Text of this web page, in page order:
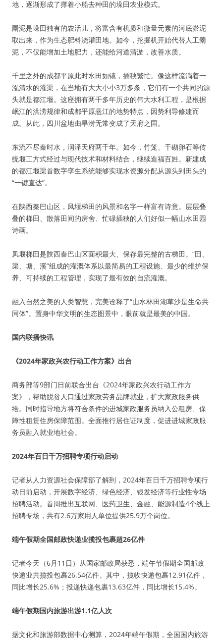
地，逐渐形成了撑着小船去种田的垛田农业模式。
罱泥是垛田独有的农活儿，将富含有机质和微量元素的河底淤泥
取出来，作为生态肥料浇灌田地。如今，挖掘机开始代替人工罱
泥，不仅能增加土地肥力，还能给河道清淤，改善水质。
千里之外的成都平原此时水田如镜，插秧繁忙。像这样流淌着一
泓清水的灌渠，在当地有大大小小3万多条，它们有一个共同的源
头就是都江堰。这座拥有两千多年历史的伟大水利工程，是根据
岷江的洪涝规律和成都平原悬江的地势特点，因势利导修建而
成。从此，四川盆地由旱涝无常变成了天府之国。
东流不尽秦时水，润泽天府两千年。如今，竹笼、干砌卵石等传
统堰工方式经过与现代技术和材料结合，继续造福百姓。新建成
的都江堰渠首数字孪生系统能够实现水资源分配从源头到田头的
“一键直达”。
在陕西秦巴山区，凤堰梯田的风景和名字一样富有诗意。层层叠
叠的梯田、散落田间的房舍、忙碌插秧的人们好似一幅山水田园
诗画。
凤堰梯田是陕西秦巴山区面积最大、保存最完整的古梯田。“田、
渠、塘、溪”组成的灌溉体系以最简易的工程设施、最少的维护保
养、可持续的工程管理，实现了最有效的自流灌溉。
融入自然之美的人类智慧，完美诠释了“山水林田湖草沙是生命共
同体”。置身中华文明的生态图景中，眼前就是最美的中国。
国内联播快讯
《2024年家政兴农行动工作方案》出台
商务部等9部门日前联合出台《2024年家政兴农行动工作方
案》，帮助脱贫人口通过家政劳务品牌就业，扩大家政服务供
给。同时指导地方将符合条件的进城家政服务员纳入公租房、保
障性租赁住房保障范围。全面推行居住证制度，促进进城家政服
务员融入就业地社会。
2024年百日千万招聘专项行动启动
记者从人力资源社会保障部了解到，2024年百日千万招聘专项行
动日前启动，开展数字经济、绿色经济、银发经济等行业性专场
招聘活动。首周推出互联网、医药卫生、金融、能源制造4个线上
招聘专场，共有2.6万家用人单位提供25.9万个岗位。
端午假期全国邮政快递业揽投包裹超26亿件
记者今天（6月11日）从国家邮政局获悉，端午节假期全国邮政
快递业共揽投包裹26.54亿件。其中，揽收快递包裹12.91亿件，
同比增长25.6%；投递快递包裹13.63亿件，同比增长15.4%。
端午假期国内旅游出游1.1亿人次
据文化和旅游部数据中心测算，2024年端午假期，全国国内旅游